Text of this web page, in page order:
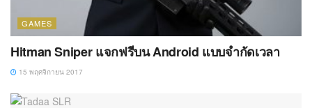
GAMES
Hitman Sniper แจกฟรีบน Android แบบจำกัดเวลา
15 พฤศจิกายน 2017